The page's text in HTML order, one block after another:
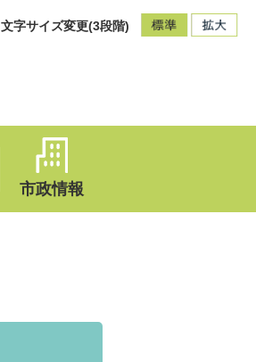
文字サイズ変更(3段階)
市政情報